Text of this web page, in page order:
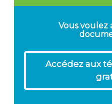
Vous voulez
Accédez aux